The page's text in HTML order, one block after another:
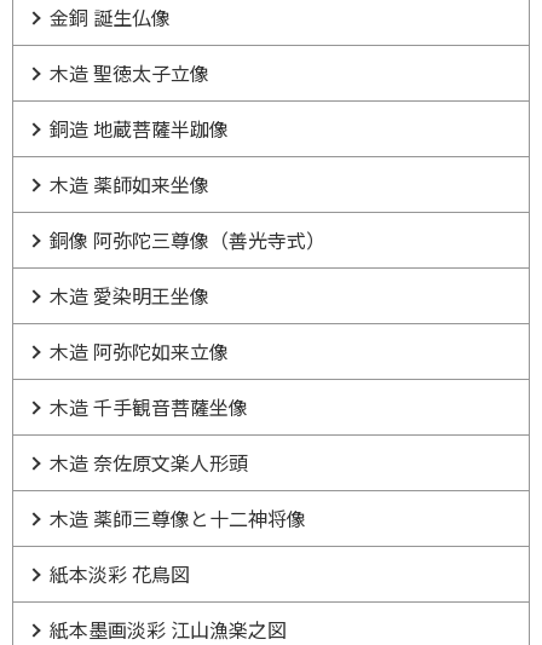
金銅 誕生仏像
木造 聖徳太子立像
銅造 地蔵菩薩半跏像
木造 薬師如来坐像
銅像 阿弥陀三尊像（善光寺式）
木造 愛染明王坐像
木造 阿弥陀如来立像
木造 千手観音菩薩坐像
木造 奈佐原文楽人形頭
木造 薬師三尊像と十二神将像
紙本淡彩 花鳥図
紙本墨画淡彩 江山漁楽之図